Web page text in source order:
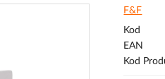
F&F
Kod
EAN
Kod